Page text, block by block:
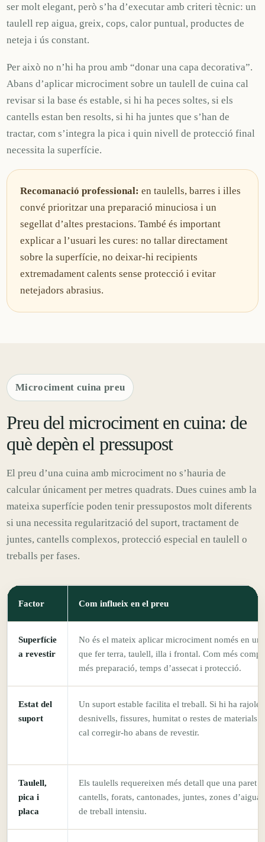
ser molt elegant, però s’ha d’executar amb criteri tècnic: un
taulell rep aigua, greix, cops, calor puntual, productes de
neteja i ús constant.
Per això no n’hi ha prou amb “donar una capa decorativa”.
Abans d’aplicar microciment sobre un taulell de cuina cal
revisar si la base és estable, si hi ha peces soltes, si els
cantells estan ben resolts, si hi ha juntes que s’han de
tractar, com s’integra la pica i quin nivell de protecció final
necessita la superfície.
Recomanació professional: en taulells, barres i illes
convé prioritzar una preparació minuciosa i un
segellat d’altes prestacions. També és important
explicar a l’usuari les cures: no tallar directament
sobre la superfície, no deixar-hi recipients
extremadament calents sense protecció i evitar
netejadors abrasius.
Microciment cuina preu
Preu del microciment en cuina: de
què depèn el pressupost
El preu d’una cuina amb microciment no s’hauria de
calcular únicament per metres quadrats. Dues cuines amb la
mateixa superfície poden tenir pressupostos molt diferents
si una necessita regularització del suport, tractament de
juntes, cantells complexos, protecció especial en taulell o
treballs per fases.
Factor Com influeix en el preu
Superfície
a revestir
No és el mateix aplicar microciment només en
que fer terra, taulell, illa i frontal. Com més
més preparació, temps d’assecat i protecció.
Estat del
suport
Un suport estable facilita el treball. Si hi ha rajoles
desnivells, fissures, humitat o restes de materials
cal corregir-ho abans de revestir.
Taulell,
pica i
placa
Els taulells requereixen més detall que una paret
cantells, forats, cantonades, juntes, zones d’aigua
de treball intensiu.